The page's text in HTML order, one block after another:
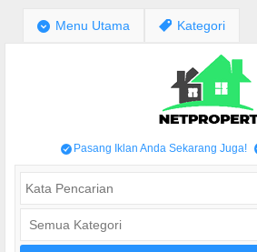
; Menu Utama , Kategori
/ Pasang Iklan Anda Sekarang Juga!